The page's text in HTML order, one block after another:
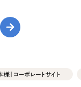
｜コーポレートサイト